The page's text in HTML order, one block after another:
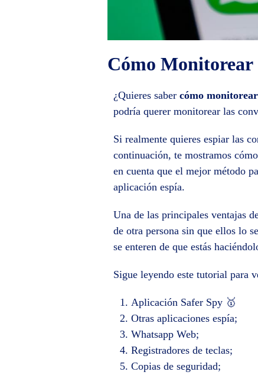
Cómo Monitorear
¿Quieres saber cómo
podría querer monitorear las
Si realmente quieres espiar las
continuación, te mostramos
en cuenta que el mejor método
aplicación espía.
Una de las principales ventajas
de otra persona sin que ellos lo
se enteren de que estás
Sigue leyendo este tutorial para
Aplicación Safer Spy 🥇
Otras aplicaciones espía;
Whatsapp Web;
Registradores de teclas;
Copias de seguridad;